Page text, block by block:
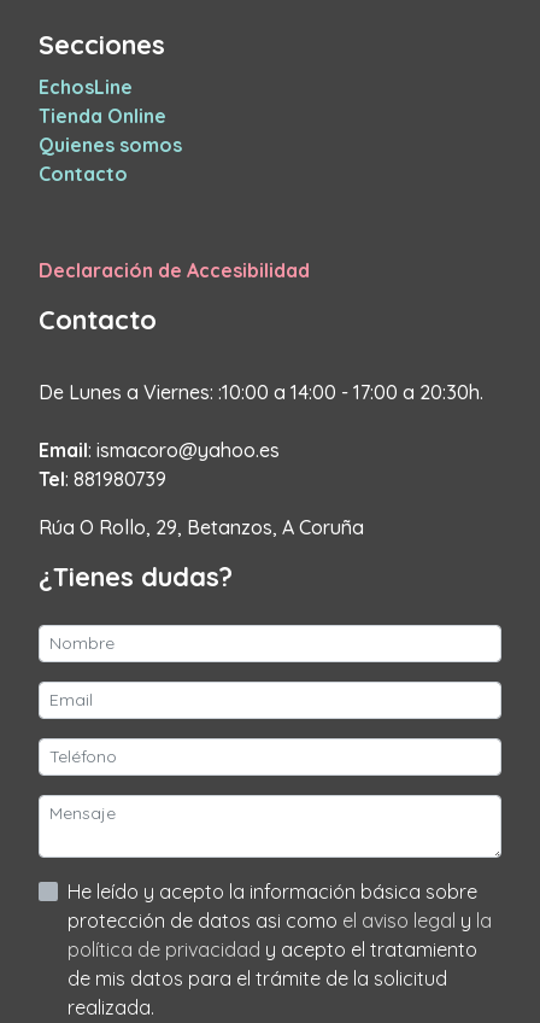
Secciones
EchosLine
Tienda Online
Quienes somos
Contacto
Declaración de Accesibilidad
Contacto
De Lunes a Viernes: :10:00 a 14:00 - 17:00 a 20:30h.
Email: ismacoro@yahoo.es
Tel: 881980739
Rúa O Rollo, 29, Betanzos, A Coruña
¿Tienes dudas?
He leído y acepto la información básica sobre
protección de datos asi como el aviso legal y la
política de privacidad y acepto el tratamiento
de mis datos para el trámite de la solicitud
realizada.